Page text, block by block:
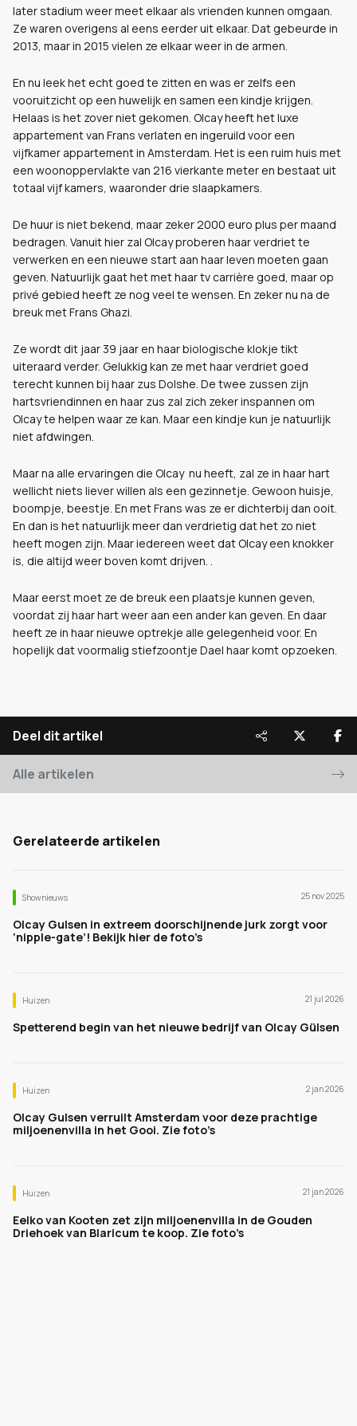
later stadium weer meet elkaar als vrienden kunnen omgaan.
Ze waren overigens al eens eerder uit elkaar. Dat gebeurde in
2013, maar in 2015 vielen ze elkaar weer in de armen.
En nu leek het echt goed te zitten en was er zelfs een
vooruitzicht op een huwelijk en samen een kindje krijgen.
Helaas is het zover niet gekomen. Olcay heeft het luxe
appartement van Frans verlaten en ingeruild voor een
vijfkamer appartement in Amsterdam. Het is een ruim huis met
een woonoppervlakte van 216 vierkante meter en bestaat uit
totaal vijf kamers, waaronder drie slaapkamers.
De huur is niet bekend, maar zeker 2000 euro plus per maand
bedragen. Vanuit hier zal Olcay proberen haar verdriet te
verwerken en een nieuwe start aan haar leven moeten gaan
geven. Natuurlijk gaat het met haar tv carrière goed, maar op
privé gebied heeft ze nog veel te wensen. En zeker nu na de
breuk met Frans Ghazi.
Ze wordt dit jaar 39 jaar en haar biologische klokje tikt
uiteraard verder. Gelukkig kan ze met haar verdriet goed
terecht kunnen bij haar zus Dolshe. De twee zussen zijn
hartsvriendinnen en haar zus zal zich zeker inspannen om
Olcay te helpen waar ze kan. Maar een kindje kun je natuurlijk
niet afdwingen.
Maar na alle ervaringen die Olcay nu heeft, zal ze in haar hart
wellicht niets liever willen als een gezinnetje. Gewoon huisje,
boompje, beestje. En met Frans was ze er dichterbij dan ooit.
En dan is het natuurlijk meer dan verdrietig dat het zo niet
heeft mogen zijn. Maar iedereen weet dat Olcay een knokker
is, die altijd weer boven komt drijven. .
Maar eerst moet ze de breuk een plaatsje kunnen geven,
voordat zij haar hart weer aan een ander kan geven. En daar
heeft ze in haar nieuwe optrekje alle gelegenheid voor. En
hopelijk dat voormalig stiefzoontje Dael haar komt opzoeken.
Deel dit artikel
Alle artikelen
Gerelateerde artikelen
Shownieuws 25 nov 2025
Olcay Gulsen in extreem doorschijnende jurk zorgt voor
‘nipple-gate’! Bekijk hier de foto’s
Huizen 21 jul 2026
Spetterend begin van het nieuwe bedrijf van Olcay Gülsen
Huizen 2 jan 2026
Olcay Gulsen verruilt Amsterdam voor deze prachtige
miljoenenvilla in het Gooi. Zie foto’s
Huizen 21 jan 2026
Eelko van Kooten zet zijn miljoenenvilla in de Gouden
Driehoek van Blaricum te koop. Zie foto’s